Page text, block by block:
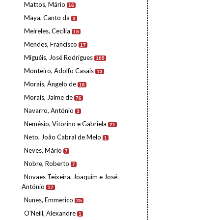
Mattos, Mário 16
Maya, Canto da 3
Meireles, Cecília 15
Mendes, Francisco 17
Miguéis, José Rodrigues 105
Monteiro, Adolfo Casais 13
Morais, Ângelo de 16
Morais, Jaime de 76
Navarro, António 3
Nemésio, Vitorino e Gabriela 21
Neto, João Cabral de Melo 1
Neves, Mário 7
Nobre, Roberto 7
Novaes Teixeira, Joaquim e José
António
17
Nunes, Emmerico 25
O'Neill, Alexandre 1